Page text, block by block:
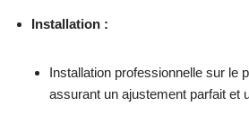
Installation :
Installation professionnelle sur le
assurant un ajustement parfait et